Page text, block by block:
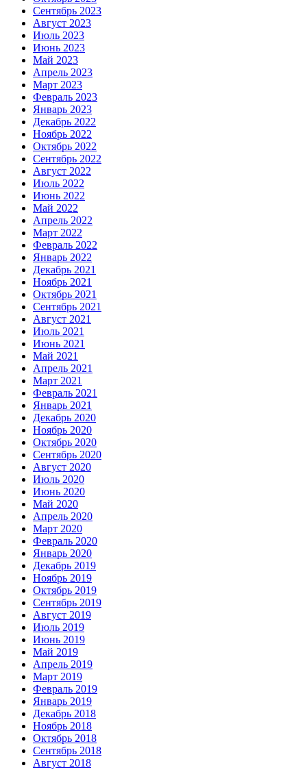
Сентябрь 2023
Август 2023
Июль 2023
Июнь 2023
Май 2023
Апрель 2023
Март 2023
Февраль 2023
Январь 2023
Декабрь 2022
Ноябрь 2022
Октябрь 2022
Сентябрь 2022
Август 2022
Июль 2022
Июнь 2022
Май 2022
Апрель 2022
Март 2022
Февраль 2022
Январь 2022
Декабрь 2021
Ноябрь 2021
Октябрь 2021
Сентябрь 2021
Август 2021
Июль 2021
Июнь 2021
Май 2021
Апрель 2021
Март 2021
Февраль 2021
Январь 2021
Декабрь 2020
Ноябрь 2020
Октябрь 2020
Сентябрь 2020
Август 2020
Июль 2020
Июнь 2020
Май 2020
Апрель 2020
Март 2020
Февраль 2020
Январь 2020
Декабрь 2019
Ноябрь 2019
Октябрь 2019
Сентябрь 2019
Август 2019
Июль 2019
Июнь 2019
Май 2019
Апрель 2019
Март 2019
Февраль 2019
Январь 2019
Декабрь 2018
Ноябрь 2018
Октябрь 2018
Сентябрь 2018
Август 2018